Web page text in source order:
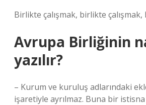
Birlikte çalışmak, birlikte çalışmak,
Avrupa Birliğinin
yazılır?
– Kurum ve kuruluş adlarındaki
işaretiyle ayrılmaz. Buna bir istisna